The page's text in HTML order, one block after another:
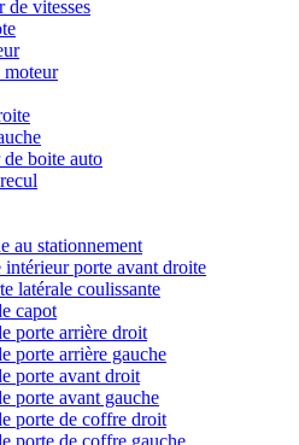
de vitesses
moteur
boite auto
au stationnement
intérieur porte avant droite
latérale coulissante
capot
porte arrière droit
porte arrière gauche
porte avant droit
porte avant gauche
porte de coffre droit
porte de coffre gauche